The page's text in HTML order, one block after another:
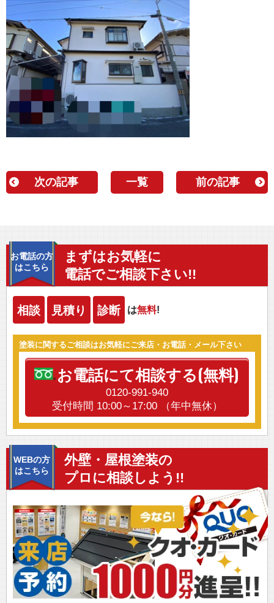
次の記事 一覧 前の記事
お電話の方
はこちら
まずはお気軽に
電話でご相談下さい!!
相談 見積り 診断 は無料!
塗装に関するご相談はお気軽にご来店・お電話・メール下さい
お電話にて相談する(無料)
0120-991-940
受付時間 10:00～17:00 （年中無休）
WEBの方
はこちら
外壁・屋根塗装の
プロに相談しよう!!